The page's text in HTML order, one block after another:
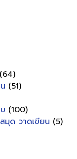
(64)
(51)
(100)
มุด วาดเขียน (5)